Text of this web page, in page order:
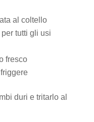
al coltello
tutti gli usi
fresco
duri e tritarlo al